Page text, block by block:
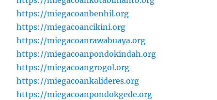
https://miegacoanbenhil.org
https://miegacoancikini.org
https://miegacoanrawabuaya.org
https://miegacoanpondokindah.org
https://miegacoangrogol.org
https://miegacoankalideres.org
https://miegacoanpondokgede.org